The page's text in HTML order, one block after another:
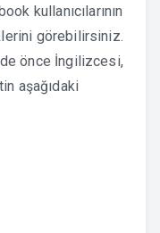
kullanıcılarının
görebilirsiniz.
önce İngilizcesi,
aşağıdaki